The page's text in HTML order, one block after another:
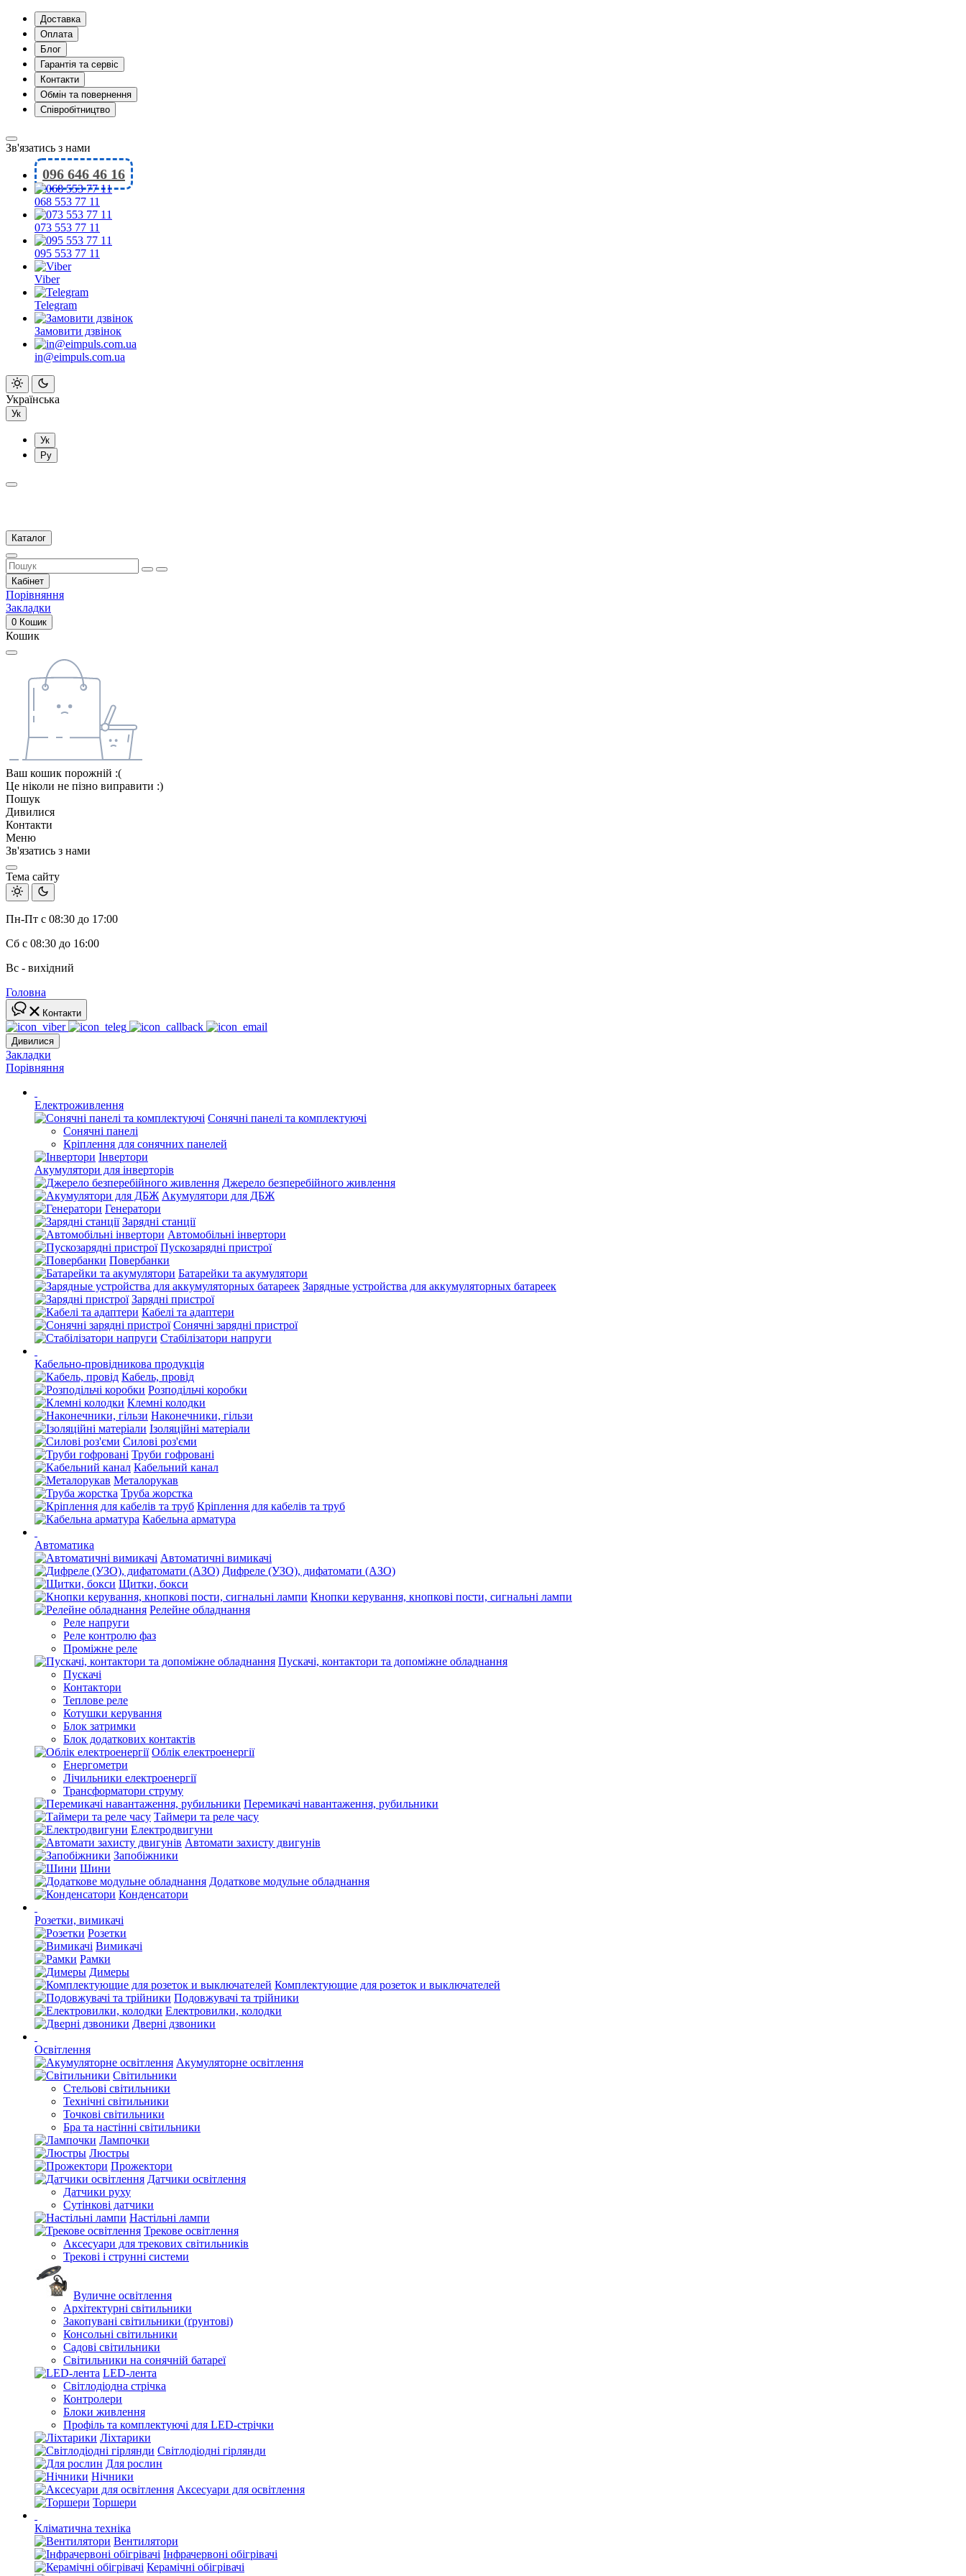
Доставка
Оплата
Блог
Гарантія та сервіс
Контакти
Обмін та повернення
Співробітництво
Зв'язатись з нами
096 646 46 16
068 553 77 11
073 553 77 11
095 553 77 11
Viber
Telegram
Замовити дзвінок
in@eimpuls.com.ua
Українська
Ук
Ук
Ру
Каталог
Кабінет
Порівняння
Закладки
0 Кошик
Кошик
Ваш кошик порожній :(
Це ніколи не пізно виправити :)
Пошук
Дивилися
Контакти
Меню
Зв'язатись з нами
Тема сайту
Пн-Пт с 08:30 до 17:00
Сб с 08:30 до 16:00
Вс - вихідний
Головна
Контакти
Дивилися
Закладки
Порівняння
Електроживлення
Сонячні панелі та комплектуючі
Сонячні панелі
Кріплення для сонячних панелей
Інвертори
Акумулятори для інверторів
Джерело безперебійного живлення
Акумулятори для ДБЖ
Генератори
Зарядні станції
Автомобільні інвертори
Пускозарядні пристрої
Повербанки
Батарейки та акумулятори
Зарядные устройства для аккумуляторных батареек
Зарядні пристрої
Кабелі та адаптери
Сонячні зарядні пристрої
Стабілізатори напруги
Кабельно-провідникова продукція
Кабель, провід
Розподільчі коробки
Клемні колодки
Наконечники, гільзи
Ізоляційні матеріали
Силові роз'єми
Труби гофровані
Кабельний канал
Металорукав
Труба жорстка
Кріплення для кабелів та труб
Кабельна арматура
Автоматика
Автоматичні вимикачі
Дифреле (УЗО), дифатомати (АЗО)
Щитки, бокси
Кнопки керування, кнопкові пости, сигнальні лампи
Релейне обладнання
Реле напруги
Реле контролю фаз
Проміжне реле
Пускачі, контактори та допоміжне обладнання
Пускачі
Контактори
Теплове реле
Котушки керування
Блок затримки
Блок додаткових контактів
Облік електроенергії
Енергометри
Лічильники електроенергії
Трансформатори струму
Перемикачі навантаження, рубильники
Таймери та реле часу
Електродвигуни
Автомати захисту двигунів
Запобіжники
Шини
Додаткове модульне обладнання
Конденсатори
Розетки, вимикачі
Розетки
Вимикачі
Рамки
Димеры
Комплектующие для розеток и выключателей
Подовжувачі та трійники
Електровилки, колодки
Дверні дзвоники
Освітлення
Акумуляторне освітлення
Світильники
Стельові світильники
Технічні світильники
Точкові світильники
Бра та настінні світильники
Лампочки
Люстры
Прожектори
Датчики освітлення
Датчики руху
Сутінкові датчики
Настільні лампи
Трекове освітлення
Аксесуари для трекових світильників
Трекові і струнні системи
Вуличне освітлення
Архітектурні світильники
Закопувані світильники (ґрунтові)
Консольні світильники
Садові світильники
Світильники на сонячній батареї
LED-лента
Світлодіодна стрічка
Контролери
Блоки живлення
Профіль та комплектуючі для LED-стрічки
Ліхтарики
Світлодіодні гірлянди
Для рослин
Нічники
Аксесуари для освітлення
Торшери
Кліматична техніка
Вентилятори
Інфрачервоні обігрівачі
Керамічні обігрівачі